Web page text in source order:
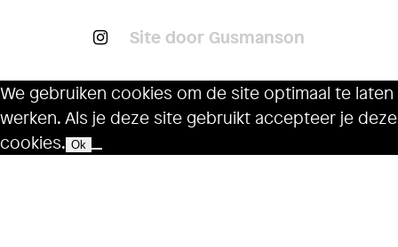
Site door Gusmanson
We gebruiken cookies om de site optimaal te laten
werken. Als je deze site gebruikt accepteer je deze
cookies. Ok